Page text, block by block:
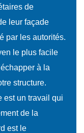
de
leur façade
par les autorités.
le plus facile
à la
structure.
est un travail qui
de la
est le